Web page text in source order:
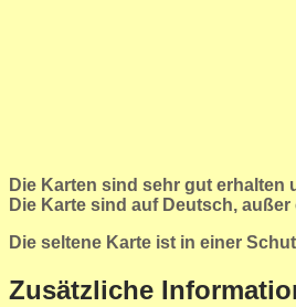
Die Karten sind sehr gut
Die Karte sind auf Deutsch,
Die seltene Karte ist in einer
Zusätzliche